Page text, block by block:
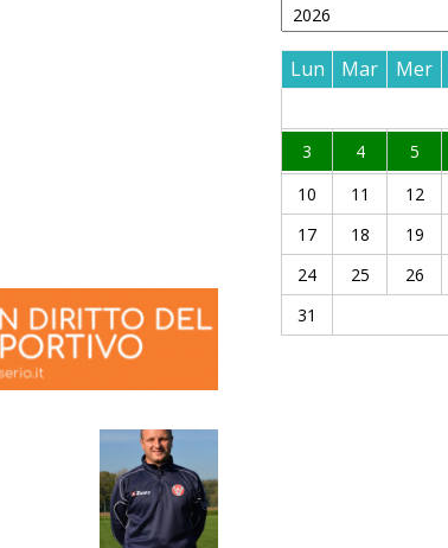
Lun Mar Mer
3
4 5
10
11 12
17
18 19
24
25 26
31